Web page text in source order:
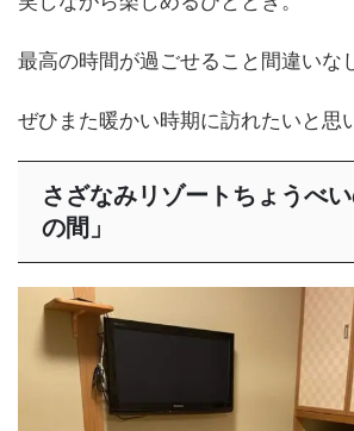
最高の時間が過ごせること間違いな
ぜひまた暖かい時期に訪れたいと思
さざなみリゾートちょうべ
の間」